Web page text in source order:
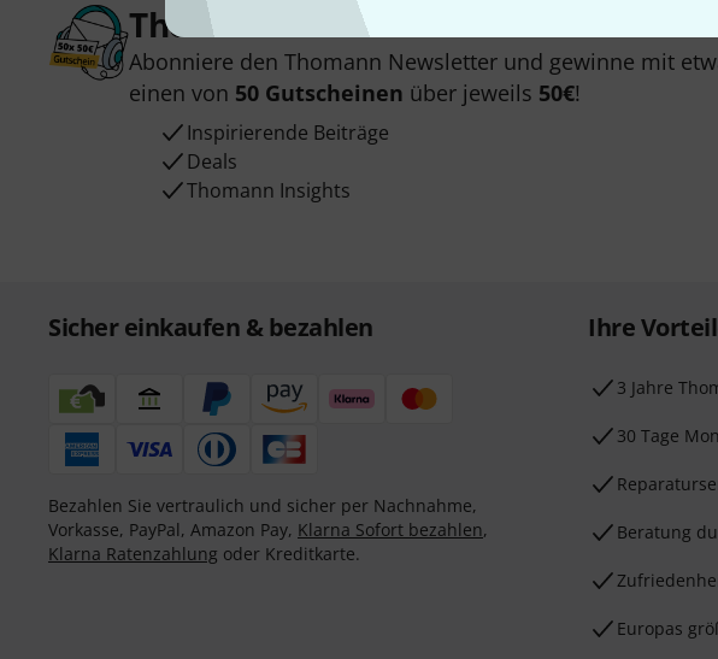
Thomann Newsletter
Abonniere den Thomann Newsletter und gewinne mit
einen von 50 Gutscheinen über jeweils 50€!
Inspirierende Beiträge
Deals
Thomann Insights
Sicher einkaufen & bezahlen
Bezahlen Sie vertraulich und sicher per Nachnahme,
Vorkasse, PayPal, Amazon Pay, Klarna Sofort bezahlen,
Klarna Ratenzahlung oder Kreditkarte.
Ihre
3 Jahre
30 Tage
Beratung
Europas